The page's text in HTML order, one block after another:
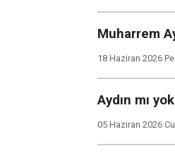
Muharrem
18 Haziran 2026
Aydın mı
05 Haziran 2026